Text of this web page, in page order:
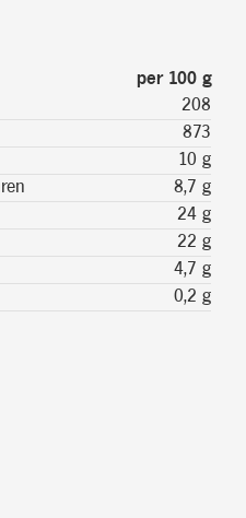
per 100 g
208
873
10 g
8,7 g
24 g
22 g
4,7 g
0,2 g